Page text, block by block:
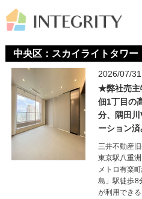
中央区：スカイライトタワー
2026/07/31
★弊社売主
佃1丁目の
分、隅田
ーション済
三井不動産
東京駅八重
メトロ有楽
島」駅徒歩8
が利用でき